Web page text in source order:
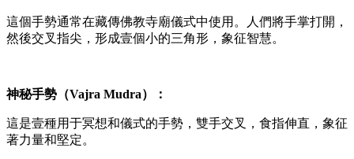
這個手勢通常在藏傳佛教寺廟儀式中使用。人們將手掌打開，
然後交叉指尖，形成壹個小的三角形，象征智慧。
神秘手勢（Vajra Mudra）：
這是壹種用于冥想和儀式的手勢，雙手交叉，食指伸直，象征
著力量和堅定。